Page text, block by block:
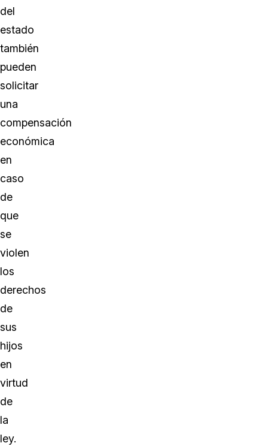
del
estado
también
pueden
solicitar
una
compensación
económica
en
caso
de
que
se
violen
los
derechos
de
sus
hijos
en
virtud
de
la
ley.